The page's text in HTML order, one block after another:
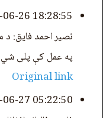
26 18:28:55
نصیر احمد فایق: د
په عمل کې پلی شي
Original link
27 05:22:50